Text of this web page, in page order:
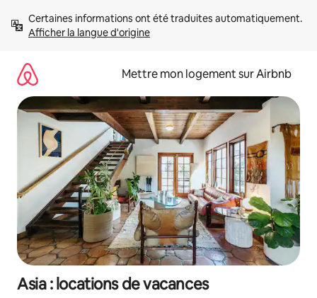
directement
Afficher la langue d'origine
Mettre mon logement sur Airbnb
Asia : locations de vacances